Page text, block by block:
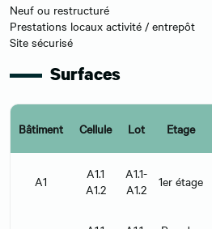
Neuf ou restructuré
Prestations locaux activité / entrepôt
Site sécurisé
Surfaces
Bâtiment Cellule Lot Etage
A1
A1.1
A1.2
A1.1-
A1.2
1er étage